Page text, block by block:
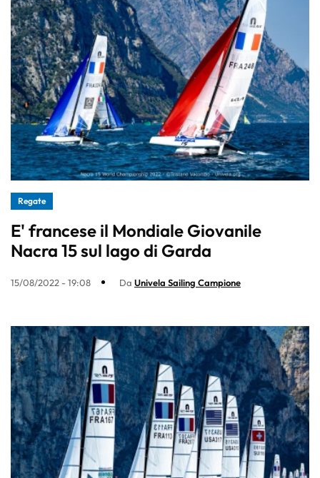
Regate
E' francese il Mondiale Giovanile
Nacra 15 sul lago di Garda
15/08/2022 - 19:08 Da Univela Sailing Campione